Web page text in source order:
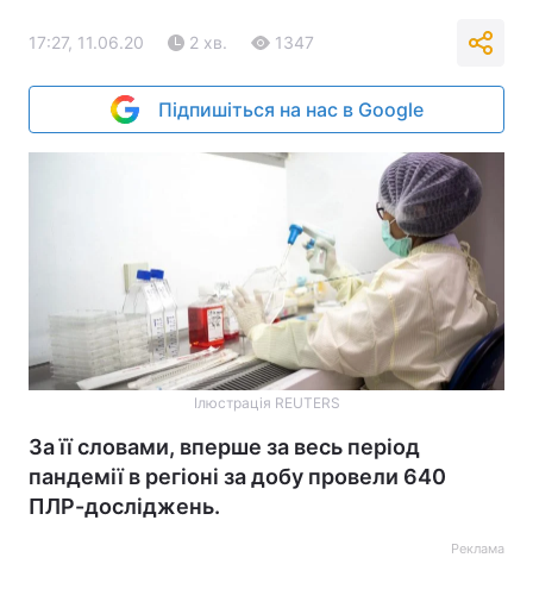
17:27, 11.06.20 2 хв. 1347
Підпишіться на нас в Google
Ілюстрація REUTERS
За її словами, вперше за весь період
пандемії в регіоні за добу провели 640
ПЛР-досліджень.
Реклама